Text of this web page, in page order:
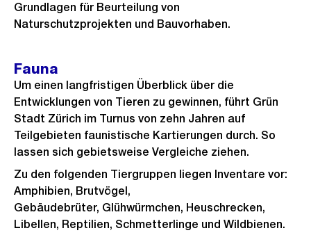
Grundlagen für Beurteilung von
Naturschutzprojekten und Bauvorhaben.
Fauna
Um einen langfristigen Überblick über die
Entwicklungen von Tieren zu gewinnen, führt Grün
Stadt Zürich im Turnus von zehn Jahren auf
Teilgebieten faunistische Kartierungen durch. So
lassen sich gebietsweise Vergleiche ziehen.
Zu den folgenden Tiergruppen liegen Inventare vor:
Amphibien, Brutvögel,
Gebäudebrüter, Glühwürmchen, Heuschrecken,
Libellen, Reptilien, Schmetterlinge und Wildbienen.